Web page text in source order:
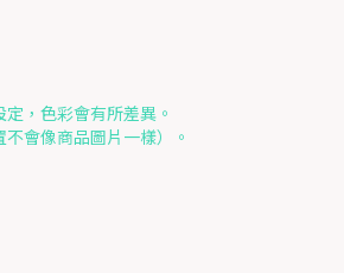
，色彩會有所差異。
會像商品圖片一樣）。